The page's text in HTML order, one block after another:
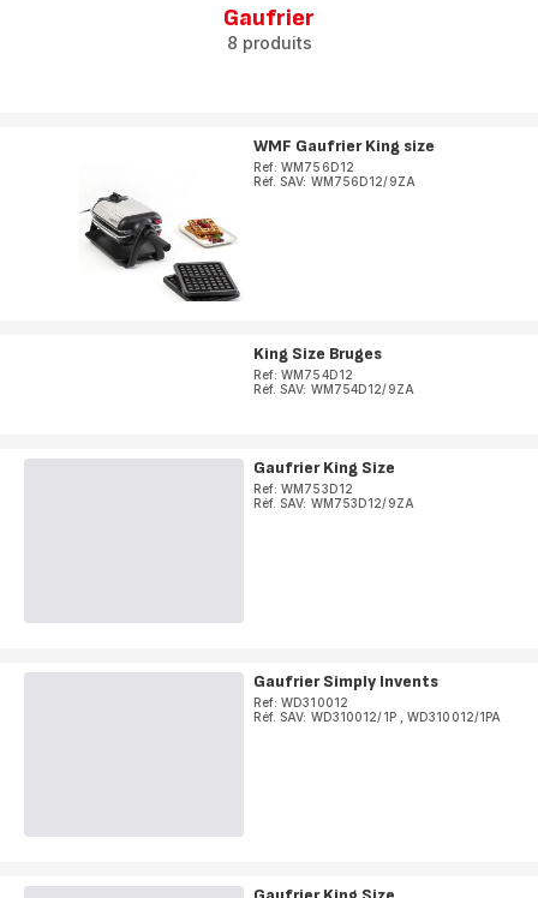
Gaufrier
8 produits
WMF Gaufrier King size
Ref: WM756D12
Réf. SAV: WM756D12/9ZA
King Size Bruges
Ref: WM754D12
Réf. SAV: WM754D12/9ZA
Gaufrier King Size
Ref: WM753D12
Réf. SAV: WM753D12/9ZA
Gaufrier Simply Invents
Ref: WD310012
Réf. SAV: WD310012/1P
,WD310012/1PA